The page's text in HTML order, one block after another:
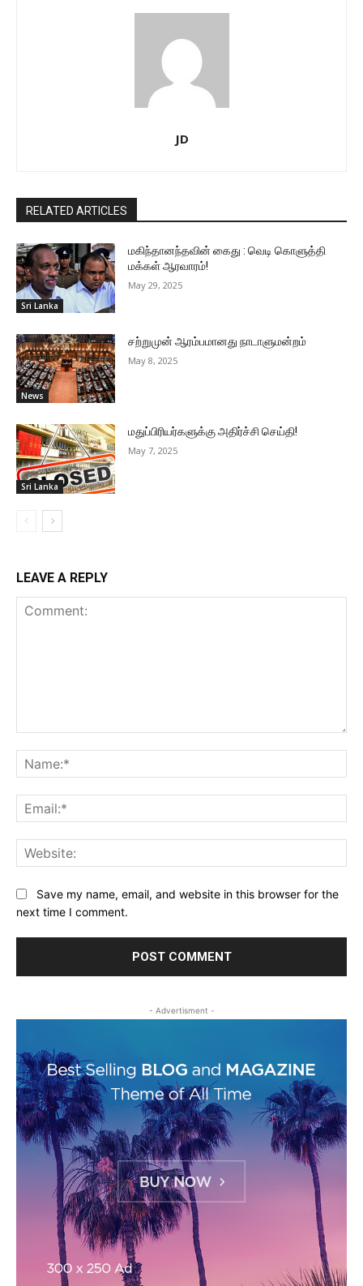
JD
RELATED ARTICLES
Sri Lanka
மகிந்தானந்தவின் கைது : வெடி கொளுத்தி
மக்கள் ஆரவாரம்!
May 29, 2025
News
சற்றுமுன் ஆரம்பமானது நாடாளுமன்றம்
May 8, 2025
Sri Lanka
மதுப்பிரியர்களுக்கு அதிர்ச்சி செய்தி!
May 7, 2025
LEAVE A REPLY
Save my name, email, and website in this browser for the
next time I comment.
- Advertisment -